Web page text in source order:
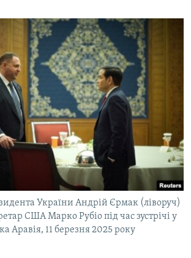
України Андрій Єрмак (ліворуч)
США Марко Рубіо під час зустрічі у
Аравія, 11 березня 2025 року